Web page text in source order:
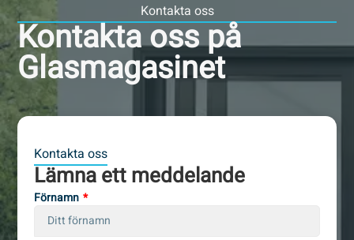
Kontakta oss
Kontakta oss på
Glasmagasinet
Kontakta oss
Lämna ett meddelande
Förnamn